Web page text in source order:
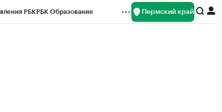
РБКРБК Образование Пермский край